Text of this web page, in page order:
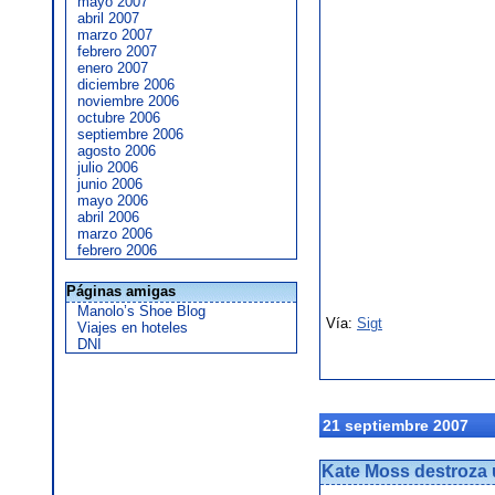
abril 2007
marzo 2007
febrero 2007
enero 2007
diciembre 2006
noviembre 2006
octubre 2006
septiembre 2006
agosto 2006
julio 2006
junio 2006
mayo 2006
abril 2006
marzo 2006
febrero 2006
Páginas amigas
Manolo’s Shoe Blog
Viajes en hoteles
DNI
Vía: Sigt
21 septiembre 2007
Kate Moss